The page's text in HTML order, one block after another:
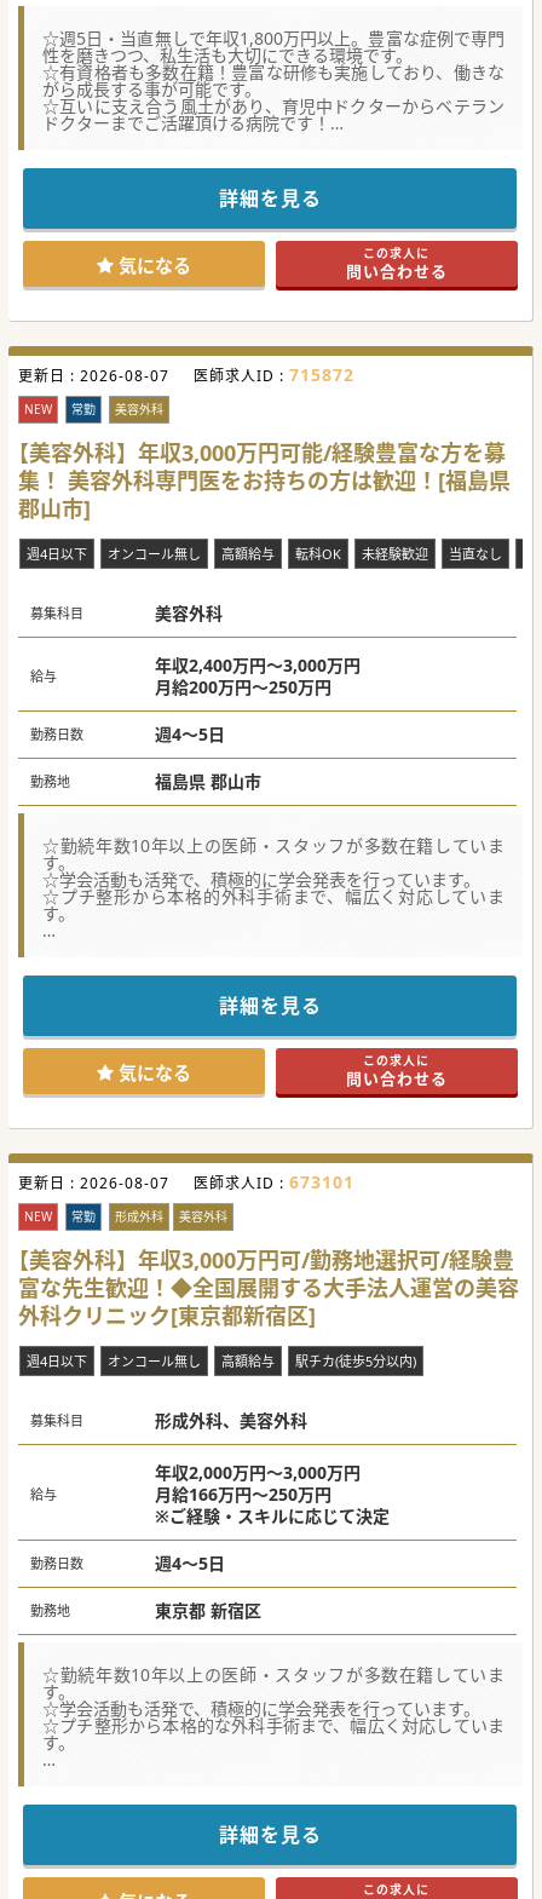
☆週5日・当直無しで年収1,800万円以上。豊富な症例で専門
性を磨きつつ、私生活も大切にできる環境です。
☆有資格者も多数在籍！豊富な研修も実施しており、働きな
がら成長する事が可能です。
☆互いに支え合う風土があり、育児中ドクターからベテラン
ドクターまでご活躍頂ける病院です！
新棟が稼働し、より充実した医療体制となった当院にて、チ
ームで向き合っていただける方を募集します。
誤嚥性肺炎やCOPD管理、終末期までを見据えた包括的な医
療など、呼吸器内科医の知見が非常に重宝される環境です。
17時までのご勤務時間で、当直・OC無しですので、ライフ
ステージが変わっても専門医としてのキャリアを諦めたくな
い先生はぜひご検討ください。
詳細を見る
気になる この求人に
問い合わせる
更新日 : 2026-08-07 医師求人ID : 715872
NEW 常勤 美容外科
【美容外科】年収3,000万円可能/経験豊富な方を募
集！ 美容外科専門医をお持ちの方は歓迎！[福島県
郡山市]
週4日以下 オンコール無し 高額給与 転科OK 未経験歓迎 当直なし
募集科目 美容外科
給与
年収2,400万円～3,000万円
月給200万円～250万円
勤務日数 週4～5日
勤務地 福島県 郡山市
☆勤続年数10年以上の医師・スタッフが多数在籍していま
す。
☆学会活動も活発で、積極的に学会発表を行っています。
☆プチ整形から本格的外科手術まで、幅広く対応していま
す。
数在籍しており、安定した環境です。
■積極的に学会発表を行っており、常に最新の知見や技術を
追求しているため、学ぶ環境が整っております。
■未経験者からスタートするドクターが多く、勤務医や各ク
リニックの院長から実践的な技術を直接学べるため、着実に
成長できます。
【募集背景】
ており、特に美容医療への熱意と意欲のあるを求めていま
す。
■未経験医師歓迎、経験者だけでなく、美容外科医としての
キャリアを本格的に築きたいドクターを歓迎しています。
■多くの患者様の要望に応え、質の高い美容医療を提供する
ための人員強化を目的とした募集となります。
【やりがい】
■患者様一人ひとりに丁寧に向き合い、美の実現をサポート
することに大きな達成感、顧客満足を得られる環境となりま
す。
■幅広い症例を経験しながら美容外科医としての知識やスキ
ルを着実に高めていくことが可能な環境となります。
■ベテランスタッフに支えられつつ、経験豊富な先輩医師か
ら直接指導を受けることで、短期間での成長が期待できま
#秋入職可
詳細を見る
気になる この求人に
問い合わせる
更新日 : 2026-08-07 医師求人ID : 673101
NEW 常勤 形成外科 美容外科
【美容外科】年収3,000万円可/勤務地選択可/経験豊
富な先生歓迎！◆全国展開する大手法人運営の美容
外科クリニック[東京都新宿区]
週4日以下 オンコール無し 高額給与 駅チカ(徒歩5分以内)
募集科目 形成外科、美容外科
給与
年収2,000万円～3,000万円
月給166万円～250万円
※ご経験・スキルに応じて決定
勤務日数 週4～5日
勤務地 東京都 新宿区
☆勤続年数10年以上の医師・スタッフが多数在籍していま
す。
☆学会活動も活発で、積極的に学会発表を行っています。
☆プチ整形から本格的な外科手術まで、幅広く対応していま
す。
籍しており、安定した環境です。
■積極的に学会発表を行っており、常に最新の知見や技術を
追求しているため、学ぶ環境が整っております。
■未経験者からのスタート医師が多く、勤務医や各クリニッ
クの院長から実践的な技術を直接学べるため、着実に成長で
詳細を見る
この求人に